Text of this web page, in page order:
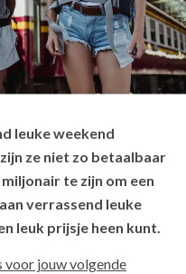
leuke weekend
ze niet zo betaalbaar
te zijn om een
verrassend leuke
leuk prijsje heen kunt.
voor jouw volgende